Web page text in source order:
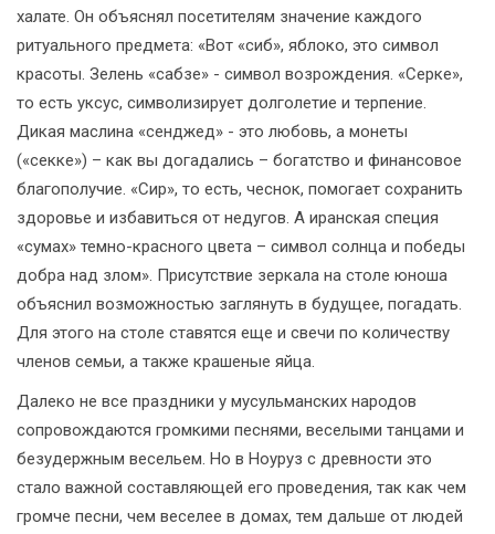
халате. Он объяснял посетителям значение каждого
ритуального предмета: «Вот «сиб», яблоко, это символ
красоты. Зелень «сабзе» - символ возрождения. «Серке»,
то есть уксус, символизирует долголетие и терпение.
Дикая маслина «сенджед» - это любовь, а монеты
(«секке») – как вы догадались – богатство и финансовое
благополучие. «Сир», то есть, чеснок, помогает сохранить
здоровье и избавиться от недугов. А иранская специя
«сумах» темно-красного цвета – символ солнца и победы
добра над злом». Присутствие зеркала на столе юноша
объяснил возможностью заглянуть в будущее, погадать.
Для этого на столе ставятся еще и свечи по количеству
членов семьи, а также крашеные яйца.
Далеко не все праздники у мусульманских народов
сопровождаются громкими песнями, веселыми танцами и
безудержным весельем. Но в Ноуруз с древности это
стало важной составляющей его проведения, так как чем
громче песни, чем веселее в домах, тем дальше от людей